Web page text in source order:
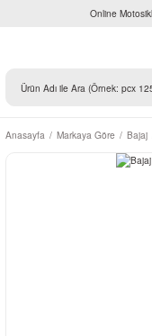
Online
Anasayfa Markaya Göre Bajaj